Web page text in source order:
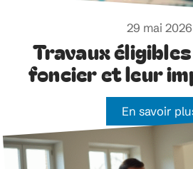
29 mai 2026
Travaux
foncier et leur
En savoir